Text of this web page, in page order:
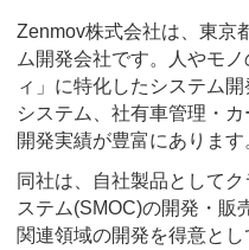
Zenmov株式会社は、東京
ム開発会社です。人やモ
ィ」に特化したシステム
システム、社有車管理・
開発実績が豊富にあります
同社は、自社製品として
ステム(SMOC)の開発・販
関連領域の開発を得意と